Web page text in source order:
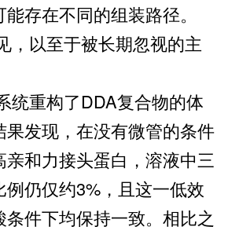
存在不同的组装路径。
以至于被长期忽视的主
重构了DDA复合物的体
发现，在没有微管的条件
和力接头蛋白，溶液中三
仍仅约3%，且这一低效
件下均保持一致。相比之